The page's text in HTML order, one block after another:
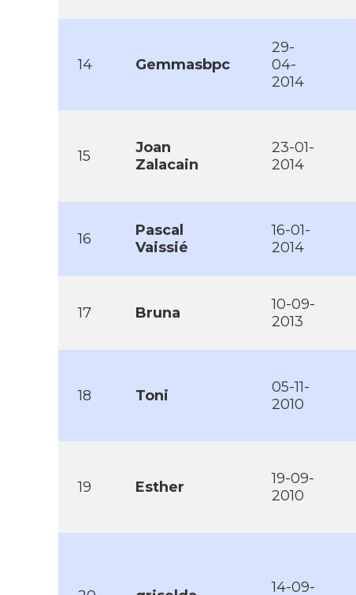
14 Gemmasbpc
29-
04-
2014
15
Joan
Zalacain
23-01-
2014
16
Pascal
Vaissié
16-01-
2014
17 Bruna
10-09-
2013
18 Toni
05-11-
2010
19 Esther
19-09-
2010
14-09-